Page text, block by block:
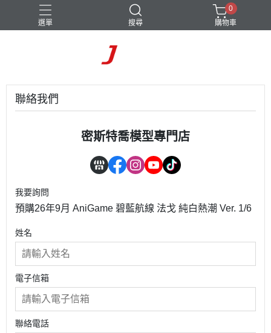
選單 搜尋
0
購物車
聯絡我們
密斯特喬模型專門店
我要詢問
預購26年9月 AniGame 碧藍航線 法戈 純白熱潮 Ver. 1/6
姓名
電子信箱
聯絡電話